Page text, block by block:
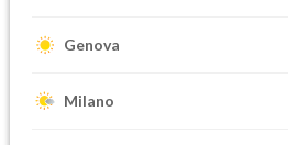
Genova
Milano